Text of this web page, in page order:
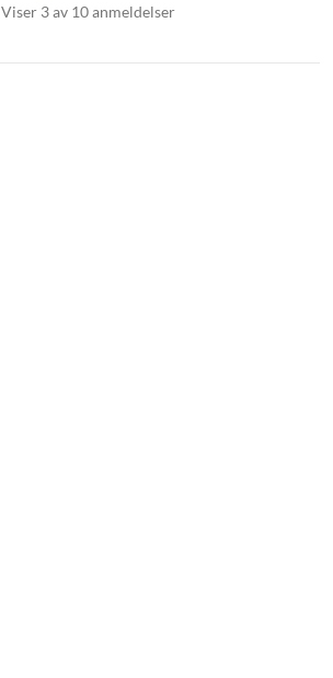
Viser 3 av 10 anmeldelser